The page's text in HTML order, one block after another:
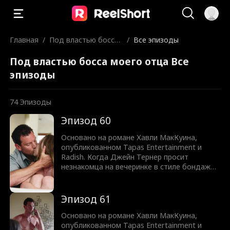
Главная / Под властью босса
/ Все эпизоды
Под властью босса моего отца Все
эпизоды
74 Эпизоды
Эпизод 60
Основано на романе Хавли МакКуина,
опубликованном Tapas Entertainment и
Radish. Когда Джейн Тернер просит
незнакомца на вечеринке в стиле бондаж
который контролирует уход её отца из
семейной компании. То, что должно было
быть одной ночью обучения
доминированию и подчинению,
Эпизод 61
Основано на романе Хавли МакКуина,
опубликованном Tapas Entertainment и